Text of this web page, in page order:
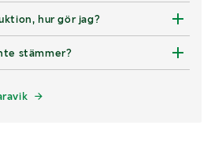
hur gör jag?
stämmer?